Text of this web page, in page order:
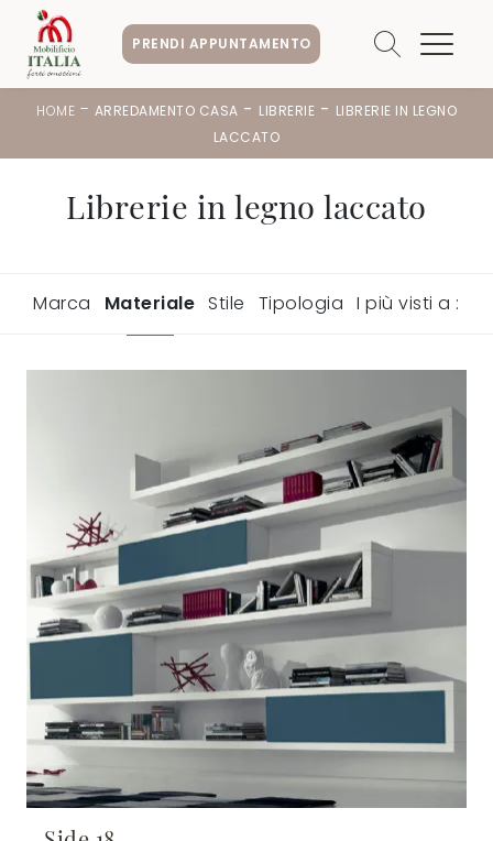
PRENDI APPUNTAMENTO
HOME - ARREDAMENTO CASA - LIBRERIE - LIBRERIE IN LEGNO
LACCATO
Librerie in legno laccato
Marca Materiale Stile Tipologia I più visti a :